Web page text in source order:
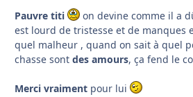
Pauvre titi
on devine comme il a
est lourd de tristesse et de manques
quel malheur , quand on sait à quel
chasse sont des amours, ça fend le
Merci vraiment pour lui